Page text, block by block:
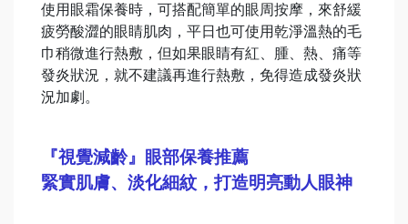
使用眼霜保養時，可搭配簡單的眼周按摩，來舒緩
疲勞酸澀的眼睛肌肉，平日也可使用乾淨溫熱的毛
巾稍微進行熱敷，但如果眼睛有紅、腫、熱、痛等
發炎狀況，就不建議再進行熱敷，免得造成發炎狀
況加劇。
『視覺減齡』眼部保養推薦
緊實肌膚、淡化細紋，打造明亮動人眼神